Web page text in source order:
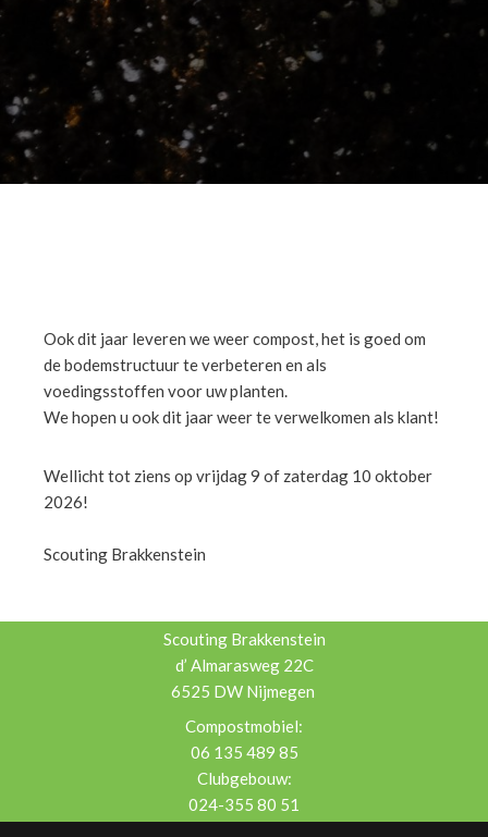
Ook dit jaar leveren we weer compost, het is goed om
de bodemstructuur te verbeteren en als
voedingsstoffen voor uw planten.
We hopen u ook dit jaar weer te verwelkomen als klant!
Wellicht tot ziens op vrijdag 9 of zaterdag 10 oktober
2026!
Scouting Brakkenstein
Scouting Brakkenstein
d’ Almarasweg 22C
6525 DW Nijmegen
Compostmobiel:
06 135 489 85
Clubgebouw:
024-355 80 51